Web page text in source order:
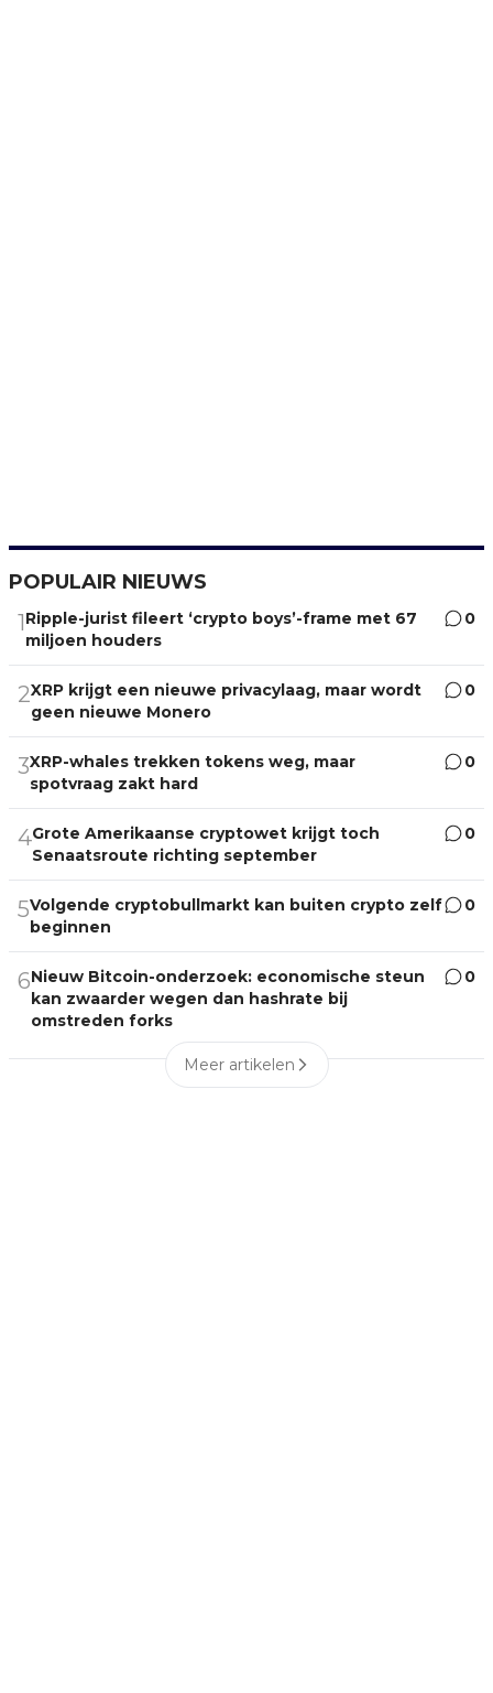
POPULAIR NIEUWS
1Ripple-jurist fileert ‘crypto boys’-frame met 67
miljoen houders
0
2XRP krijgt een nieuwe privacylaag, maar wordt
geen nieuwe Monero
0
3XRP-whales trekken tokens weg, maar
spotvraag zakt hard
0
4Grote Amerikaanse cryptowet krijgt toch
Senaatsroute richting september
0
5Volgende cryptobullmarkt kan buiten crypto zelf
beginnen
0
6Nieuw Bitcoin-onderzoek: economische steun
kan zwaarder wegen dan hashrate bij
omstreden forks
0
Meer artikelen